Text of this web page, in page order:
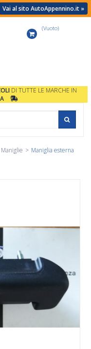
Vai al sito AutoAppennino.it »
(Vuoto)
DI TUTTE LE MARCHE IN
Maniglie > Maniglia esterna